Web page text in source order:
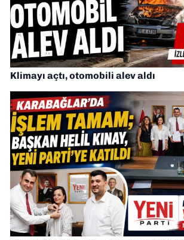
Klimayı açtı, otomobili alev aldı